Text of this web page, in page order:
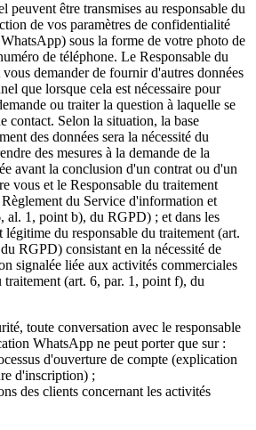
peuvent être transmises au responsable du
de vos paramètres de confidentialité
sous la forme de votre photo de
de téléphone. Le Responsable du
demander de fournir d'autres données
que lorsque cela est nécessaire pour
ou traiter la question à laquelle se
contact. Selon la situation, la base
des données sera la nécessité du
des mesures à la demande de la
avant la conclusion d'un contrat ou d'un
vous et le Responsable du traitement
du Service d'information et
al. 1, point b), du RGPD) ; et dans les
légitime du responsable du traitement (art.
RGPD) consistant en la nécessité de
signalée liée aux activités commerciales
traitement (art. 6, par. 1, point f), du
toute conversation avec le responsable
WhatsApp ne peut porter que sur :
d'ouverture de compte (explication
d'inscription) ;
des clients concernant les activités